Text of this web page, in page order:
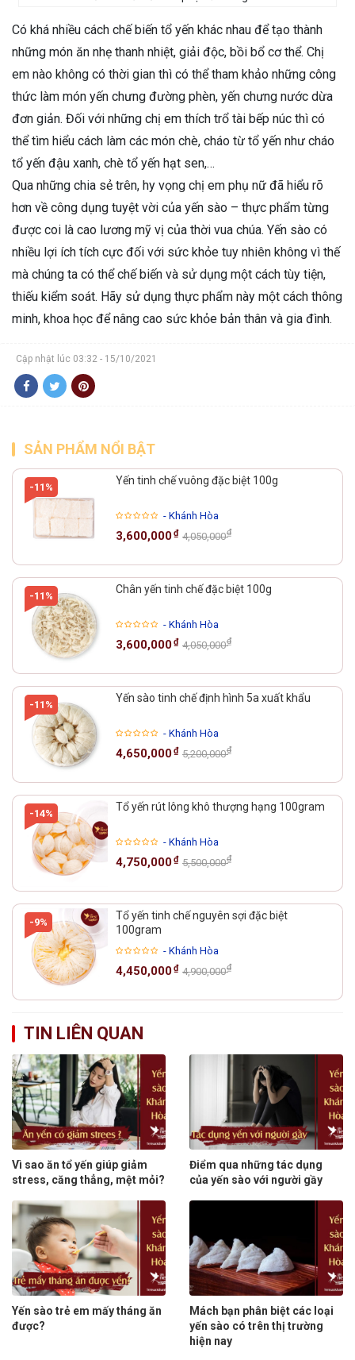
Có khá nhiều cách chế biến tổ yến khác nhau để tạo thành
những món ăn nhẹ thanh nhiệt, giải độc, bồi bổ cơ thể. Chị
em nào không có thời gian thì có thể tham khảo những công
thức làm món yến chưng đường phèn, yến chưng nước dừa
đơn giản. Đối với những chị em thích trổ tài bếp núc thì có
thể tìm hiểu cách làm các món chè, cháo từ tổ yến như cháo
tổ yến đậu xanh, chè tổ yến hạt sen,…
Qua những chia sẻ trên, hy vọng chị em phụ nữ đã hiểu rõ
hơn về công dụng tuyệt vời của yến sào – thực phẩm từng
được coi là cao lương mỹ vị của thời vua chúa. Yến sào có
nhiều lợi ích tích cực đối với sức khỏe tuy nhiên không vì thế
mà chúng ta có thể chế biến và sử dụng một cách tùy tiện,
thiếu kiểm soát. Hãy sử dụng thực phẩm này một cách thông
minh, khoa học để nâng cao sức khỏe bản thân và gia đình.
Cập nhật lúc 03:32 - 15/10/2021
SẢN PHẨM NỔI BẬT
-11%
Yến tinh chế vuông đặc biệt 100g
- Khánh Hòa
3,600,000₫ 4,050,000₫
-11%
Chân yến tinh chế đặc biệt 100g
- Khánh Hòa
3,600,000₫ 4,050,000₫
-11%
Yến sào tinh chế định hình 5a xuất khẩu
- Khánh Hòa
4,650,000₫ 5,200,000₫
-14%
Tổ yến rút lông khô thượng hạng 100gram
- Khánh Hòa
4,750,000₫ 5,500,000₫
-9%
Tổ yến tinh chế nguyên sợi đặc biệt
100gram
- Khánh Hòa
4,450,000₫ 4,900,000₫
TIN LIÊN QUAN
Vì sao ăn tổ yến giúp giảm
stress, căng thẳng, mệt mỏi?
Điểm qua những tác dụng
của yến sào với người gầy
Yến sào trẻ em mấy tháng ăn
được?
Mách bạn phân biệt các loại
yến sào có trên thị trường
hiện nay